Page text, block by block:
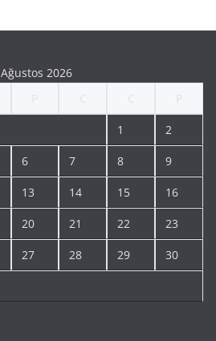
Ağustos 2026
1 2
6 7 8 9
13 14 15 16
20 21 22 23
27 28 29 30